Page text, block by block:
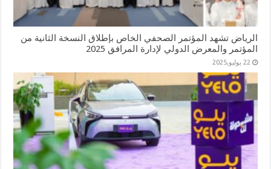
الرياض تشهد المؤتمر الصحفي الخاص بإطلاق النسخة الثانية من
المؤتمر والمعرض الدولي لإدارة المرافق 2025
22 يوليو,2025